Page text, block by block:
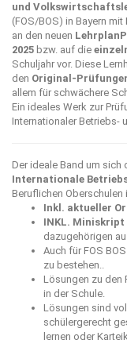
und
(FOS/BOS) in Bayern
an den neuen
2025 bzw. auf die
Schuljahr vor. Diese
den Original-
allem für schwächere
Ein ideales Werk zur
Internationaler Betriebs-
Der ideale Band um sich
Internationale
Beruflichen Oberschulen
Inkl. aktueller
INKL. Miniskript
dazugehörigen
Auch für FOS
zu bestehen..
Lösungen zu den
in der Schule.
Lösungen sind
schülergerecht
lernen oder